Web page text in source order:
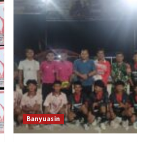
Banyuasin